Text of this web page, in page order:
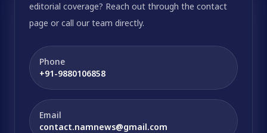
editorial coverage? Reach out through the contact
page or call our team directly.
Phone
+91-9880106858
Email
contact.namnews@gmail.com